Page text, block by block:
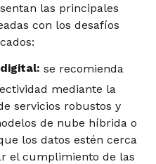
las principales
con los desafíos
se recomienda
mediante la
servicios robustos y
de nube híbrida o
los datos estén cerca
el cumplimiento de las